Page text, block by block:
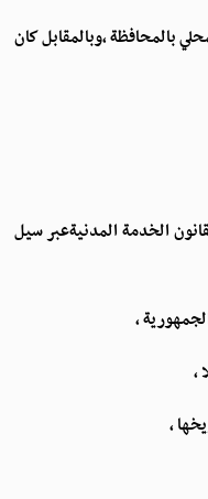
بالمحافظة ،وبالمقابل كان
الخدمة المدنيةعبر سيل
،
،
،